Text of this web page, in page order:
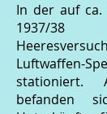
In der auf ca.
1937/
Luftwaffen-
stationiert.
befanden